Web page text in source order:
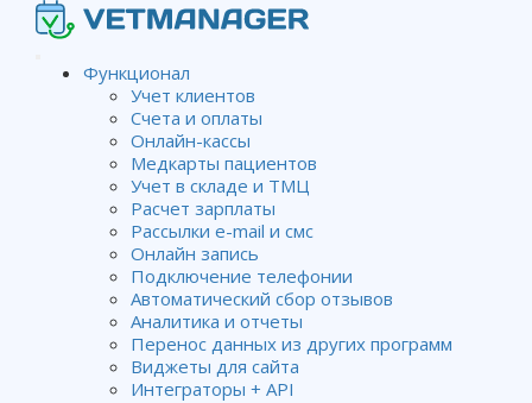
Функционал
Учет клиентов
Счета и оплаты
Онлайн-кассы
Медкарты пациентов
Учет в складе и ТМЦ
Расчет зарплаты
Рассылки e-mail и смс
Онлайн запись
Подключение телефонии
Автоматический сбор отзывов
Аналитика и отчеты
Перенос данных из других программ
Виджеты для сайта
Интеграторы + API